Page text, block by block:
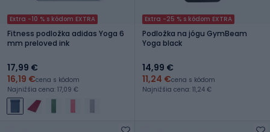
Extra -10 % s kódom EXTRA
Fitness podložka adidas Yoga 6
mm preloved ink
17,99 €
16,19 €cena s kódom
Najnižšia cena: 17,09 €
Extra -25 % s kódom EXTRA
Podložka na jógu GymBeam
Yoga black
14,99 €
11,24 €cena s kódom
Najnižšia cena: 11,24 €